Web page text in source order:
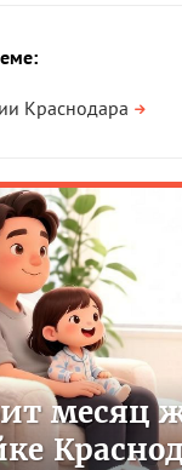
Краснодара
месяц